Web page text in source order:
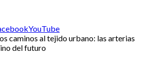
YouTube
caminos al tejido urbano: las arterias
del futuro